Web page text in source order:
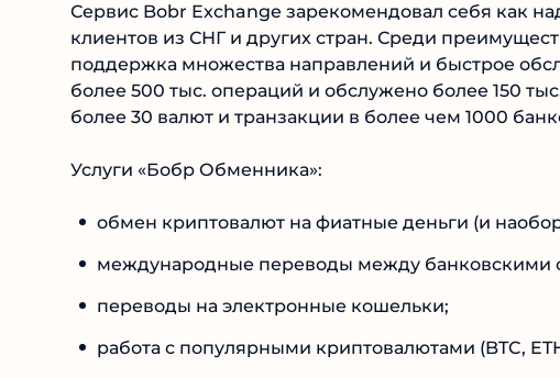
Сервис Bobr Exchange зарекомендовал себя как
клиентов из СНГ и других стран. Среди
поддержка множества направлений и быстрое
более 500 тыс. операций и обслужено более 150
более 30 валют и транзакции в более чем 1000
Услуги «Бобр Обменника»:
обмен криптовалют на фиатные деньги (и
международные переводы между банковскими
переводы на электронные кошельки;
работа с популярными криптовалютами (BTC,